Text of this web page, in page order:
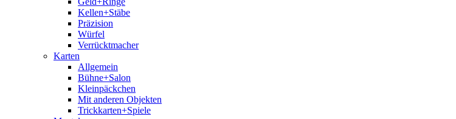
Kellen+Stäbe
Präzision
Würfel
Verrücktmacher
Karten
Allgemein
Bühne+Salon
Kleinpäckchen
Mit anderen Objekten
Trickkarten+Spiele